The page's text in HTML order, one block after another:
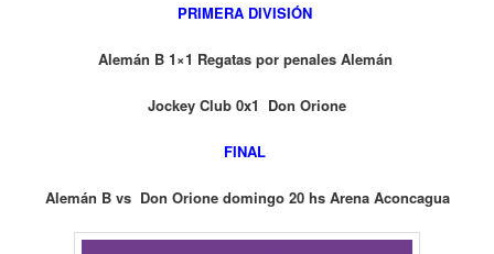
PRIMERA DIVISIÓN
Alemán B 1×1 Regatas por penales Alemán
Jockey Club 0x1 Don Orione
FINAL
Alemán B vs Don Orione domingo 20 hs Arena Aconcagua